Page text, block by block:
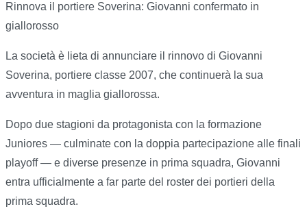
Rinnova il portiere Soverina: Giovanni confermato in
giallorosso
La società è lieta di annunciare il rinnovo di Giovanni
Soverina, portiere classe 2007, che continuerà la sua
avventura in maglia giallorossa.
Dopo due stagioni da protagonista con la formazione
Juniores — culminate con la doppia partecipazione alle finali
playoff — e diverse presenze in prima squadra, Giovanni
entra ufficialmente a far parte del roster dei portieri della
prima squadra.